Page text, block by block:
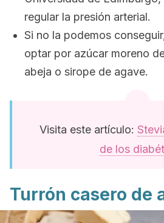
regular la presión arterial.
Si no la podemos
optar por azúcar moreno
abeja o sirope de agave.
Visita este artículo:
de los
Turrón casero de